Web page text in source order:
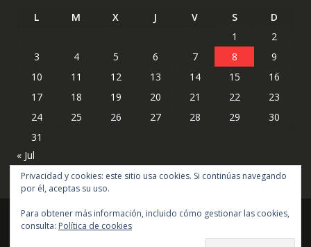
L M X J V S
D
1
2
3
4 5 6 7 8
9
10
11 12 13 14 15
16
17
18 19 20 21 22
23
24
25 26 27 28 29
30
31
« Jul
Copyright © todos los derechos reservados
Privacidad y cookies: este sitio usa cookies. Si continúas navegando
por él, aceptas su uso.
Para obtener más información, incluido cómo gestionar las cookies,
consulta: Política de cookies